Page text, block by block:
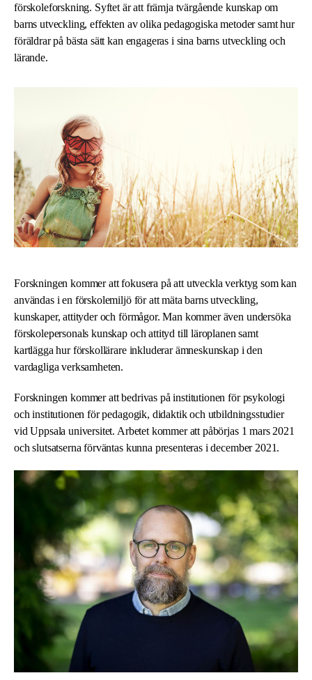
förskoleforskning. Syftet är att främja tvärgående kunskap om
barns utveckling, effekten av olika pedagogiska metoder samt hur
föräldrar på bästa sätt kan engageras i sina barns utveckling och
lärande.
Forskningen kommer att fokusera på att utveckla verktyg som kan
användas i en förskolemiljö för att mäta barns utveckling,
kunskaper, attityder och förmågor. Man kommer även undersöka
förskolepersonals kunskap och attityd till läroplanen samt
kartlägga hur förskollärare inkluderar ämneskunskap i den
vardagliga verksamheten.
Forskningen kommer att bedrivas på institutionen för psykologi
och institutionen för pedagogik, didaktik och utbildningsstudier
vid Uppsala universitet. Arbetet kommer att påbörjas 1 mars 2021
och slutsatserna förväntas kunna presenteras i december 2021.